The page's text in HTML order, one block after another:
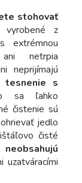
stohovať
z
extrémnou
netrpia
neprijímajú
tesnenie s
sa ľahko
čistenie sú
jedlo
čisté
neobsahujú
uzatváracími